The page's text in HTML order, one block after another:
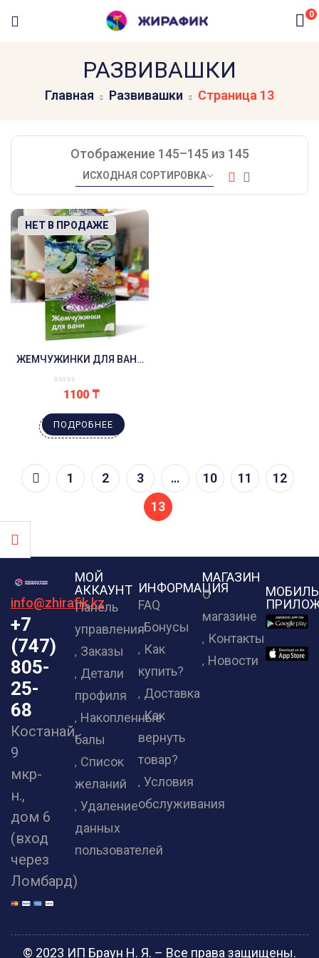
0
РАЗВИВАШКИ
Главная Развивашки Страница 13
Отображение 145–145 из 145
-8%
НЕТ В ПРОДАЖЕ
ЖЕМЧУЖИНКИ ДЛЯ ВАНН
ЯБЛОКО»
1100 ₸
ПОДРОБНЕЕ
1 2 3 … 10 11
12
13
info@zhirafik.kz
+7
(747)
805-
25-
68
Костанай,
9
мкр-
н.,
дом 6
(вход
через
Ломбард)
МОЙ
АККАУНТ
Панель
управления
Заказы
Детали
профиля
Накопленные
балы
Список
желаний
Удаление
данных
пользователей
ИНФОРМАЦИЯ
FAQ
Бонусы
Как
купить?
Доставка
Как
вернуть
товар?
Условия
обслуживания
МАГАЗИН
О
магазине
Контакты
Новости
© 2023 ИП Браун Н. Я. – Все права защищены.